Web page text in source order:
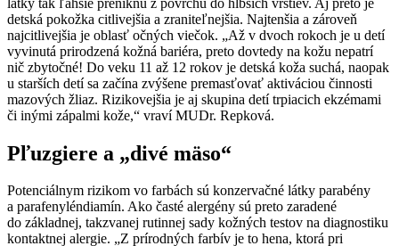
detská pokožka citlivejšia a zraniteľnejšia. Najtenšia a zároveň
najcitlivejšia je oblasť očných viečok. „Až v dvoch rokoch je u detí
vyvinutá prirodzená kožná bariéra, preto dovtedy na kožu nepatrí
nič zbytočné! Do veku 11 až 12 rokov je detská koža suchá, naopak
u starších detí sa začína zvýšene premasťovať aktiváciou činnosti
mazových žliaz. Rizikovejšia je aj skupina detí trpiacich ekzémami
či inými zápalmi kože,“ vraví MUDr. Repková.
Pľuzgiere a „divé mäso“
Potenciálnym rizikom vo farbách sú konzervačné látky parabény
a parafenyléndiamín. Ako časté alergény sú preto zaradené
do základnej, takzvanej rutinnej sady kožných testov na diagnostiku
kontaktnej alergie. „Z prírodných farbív je to hena, ktorá pri